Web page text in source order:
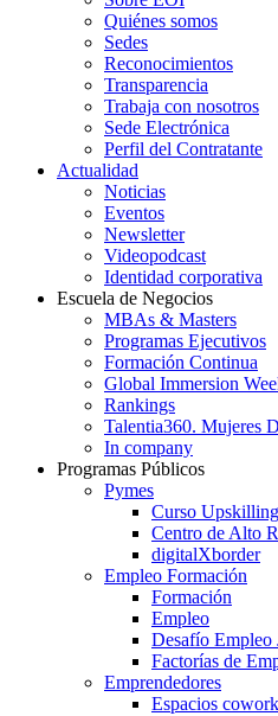
Quiénes somos
Sedes
Reconocimientos
Transparencia
Trabaja con nosotros
Sede Electrónica
Perfil del Contratante
Actualidad
Noticias
Eventos
Newsletter
Videopodcast
Identidad corporativa
Escuela de Negocios
MBAs & Masters
Programas Ejecutivos
Formación Continua
Global Immersion
Rankings
Talentia360. Mujeres
In company
Programas Públicos
Pymes
Curso Upskilling
Centro de Alto
digitalXborder
Empleo Formación
Formación
Empleo
Desafío Empleo
Factorías de
Emprendedores
Espacios